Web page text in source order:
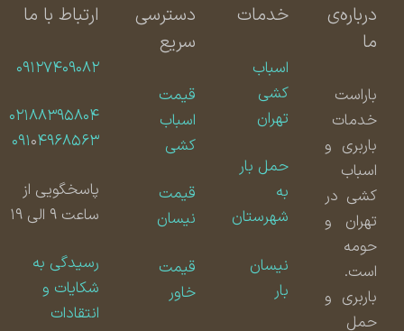
درباره‌ی
باراست
خدمات
باربری و
اسباب
کشی در
تهران و
حومه
است.
باربری و
حمل
خدمات
اسباب
کشی
تهران
حمل بار
شهرستان
نیسان
دسترسی
سریع
قیمت
اسباب
کشی
قیمت
نیسان
قیمت
ارتباط با ما
۰۹۱۲۷۴۰۹۰۸۲
۰۲۱۸۸۳۹۵۸۰۴
۰۹۱۰۴۹۶۸۵۶۳
پاسخگویی از
ساعت ۹ الی ۱۹
رسیدگی به
شکایات و
انتقادات